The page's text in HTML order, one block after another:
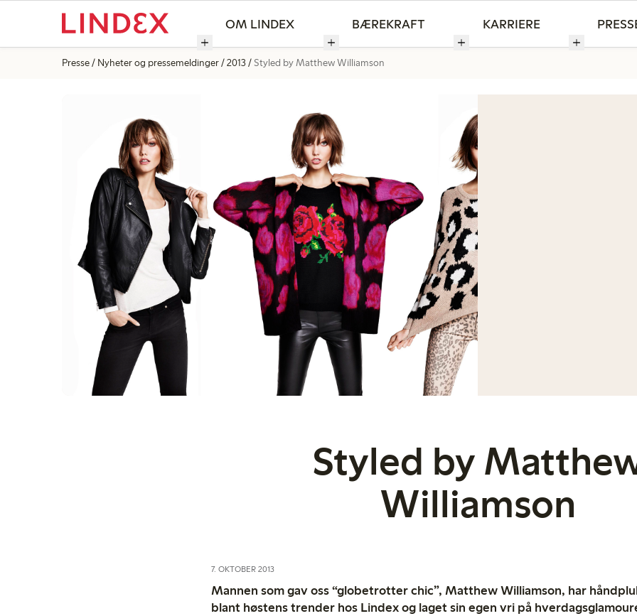
OM LINDEX BÆREKRAFT KARRIERE
Presse Nyheter og pressemeldinger 2013 Styled by Matthew Williamson
Styled by
Williamson
7. OKTOBER 2013
Mannen som gav oss “globetrotter chic”, Matthew Williamson, har
blant høstens trender hos Lindex og laget sin egen vri på